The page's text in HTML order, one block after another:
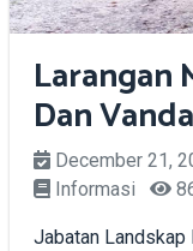
Larangan
Dan
December 21,
Informasi
Jabatan Landskap